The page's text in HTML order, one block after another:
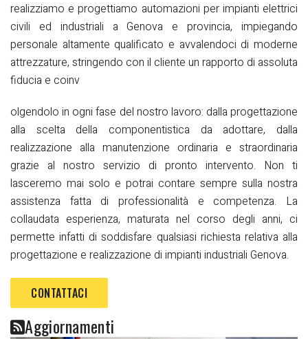
realizziamo e progettiamo automazioni per impianti elettrici
civili ed industriali a Genova e provincia, impiegando
personale altamente qualificato e avvalendoci di moderne
attrezzature, stringendo con il cliente un rapporto di assoluta
fiducia e coinv
olgendolo in ogni fase del nostro lavoro: dalla progettazione
alla scelta della componentistica da adottare, dalla
realizzazione alla manutenzione ordinaria e straordinaria
grazie al nostro servizio di pronto intervento. Non ti
lasceremo mai solo e potrai contare sempre sulla nostra
assistenza fatta di professionalità e competenza. La
collaudata esperienza, maturata nel corso degli anni, ci
permette infatti di soddisfare qualsiasi richiesta relativa alla
progettazione e realizzazione di impianti industriali Genova.
CONTATTACI
Aggiornamenti